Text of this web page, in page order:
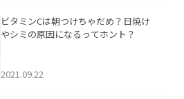
ビタミンCは朝つけちゃだめ？日焼け
やシミの原因になるってホント？
2021.09.22